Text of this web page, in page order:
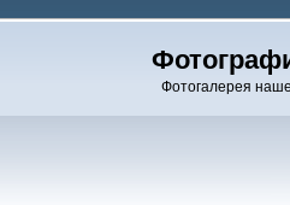
Фотогалерея